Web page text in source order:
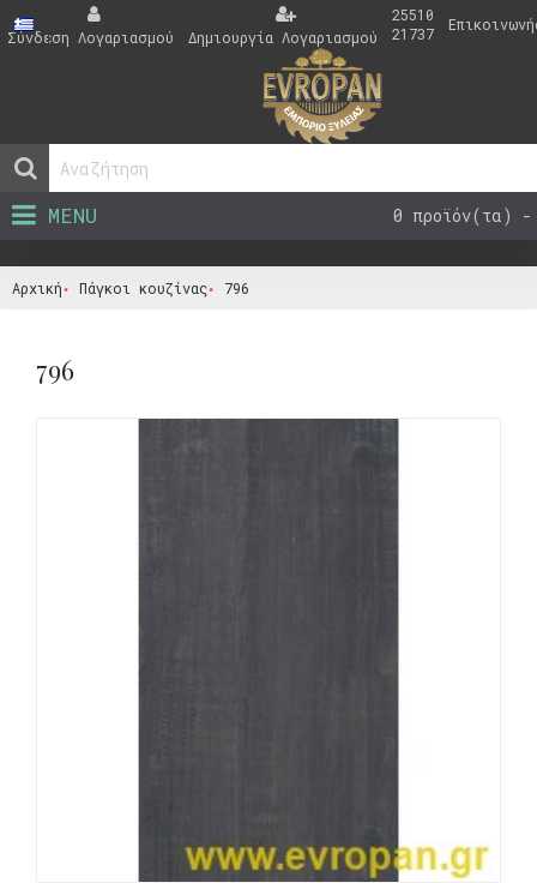
Σύνδεση Λογαριασμού Δημιουργία Λογαριασμού
25510
21737
0 προϊόν(τα) -
MENU
Αρχική Πάγκοι κουζίνας 796
796